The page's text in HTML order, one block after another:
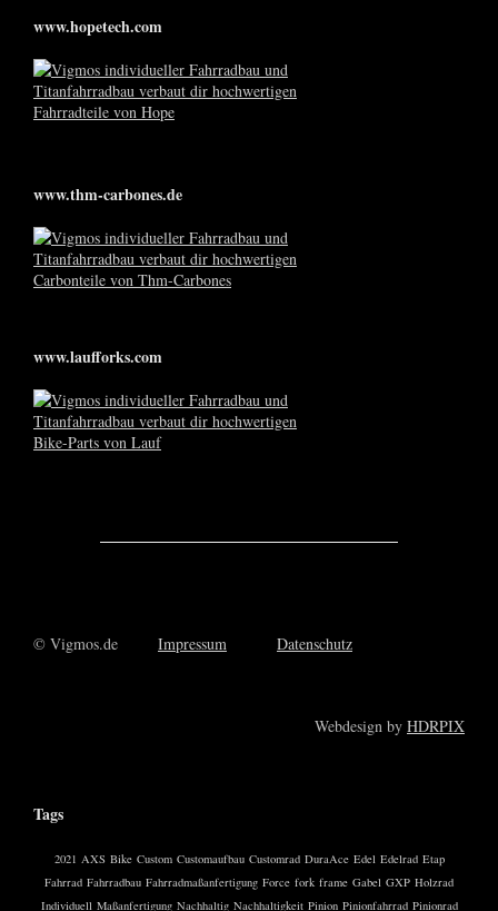
www.hopetech.com
www.thm-carbones.de
www.laufforks.com
© Vigmos.de Impressum Datenschutz
Webdesign by HDRPIX
Tags
2021 AXS Bike Custom Customaufbau Customrad DuraAce Edel Edelrad Etap
Fahrrad Fahrradbau Fahrradmaßanfertigung Force fork frame Gabel GXP Holzrad
Individuell Maßanfertigung Nachhaltig Nachhaltigkeit Pinion Pinionfahrrad Pinionrad